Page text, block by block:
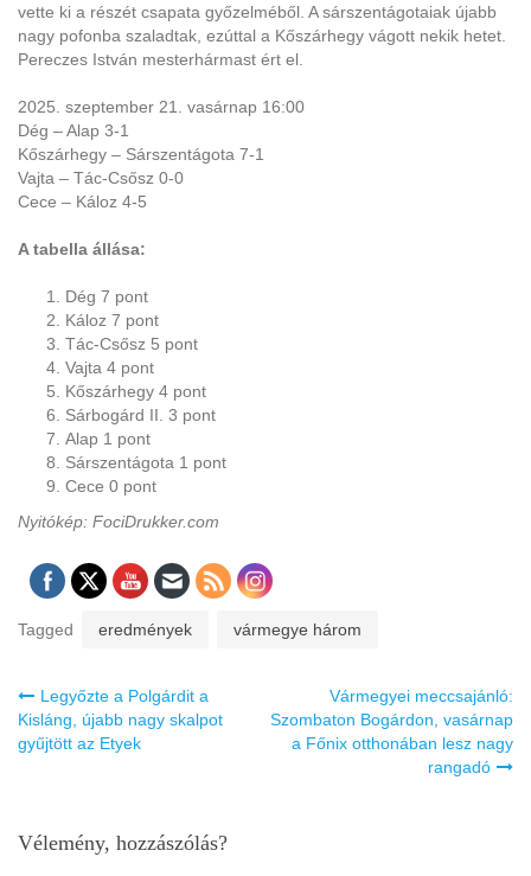
vette ki a részét csapata győzelméből. A sárszentágotaiak újabb
nagy pofonba szaladtak, ezúttal a Kőszárhegy vágott nekik hetet.
Pereczes István mesterhármast ért el.
2025. szeptember 21. vasárnap 16:00
Dég – Alap 3-1
Kőszárhegy – Sárszentágota 7-1
Vajta – Tác-Csősz 0-0
Cece – Káloz 4-5
A tabella állása:
Dég 7 pont
Káloz 7 pont
Tác-Csősz 5 pont
Vajta 4 pont
Kőszárhegy 4 pont
Sárbogárd II. 3 pont
Alap 1 pont
Sárszentágota 1 pont
Cece 0 pont
Nyitókép: FociDrukker.com
Tagged eredmények vármegye három
Bejegyzés
navigáció
Legyőzte a Polgárdit a
Kisláng, újabb nagy skalpot
gyűjtött az Etyek
Vármegyei meccsajánló:
Szombaton Bogárdon, vasárnap
a Főnix otthonában lesz nagy
rangadó
Vélemény, hozzászólás?